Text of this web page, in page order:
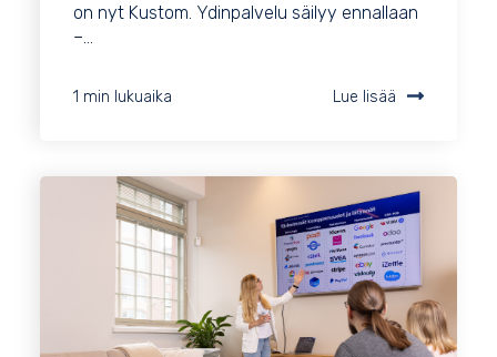
on nyt Kustom. Ydinpalvelu säilyy ennallaan
–...
1 min lukuaika Lue lisää